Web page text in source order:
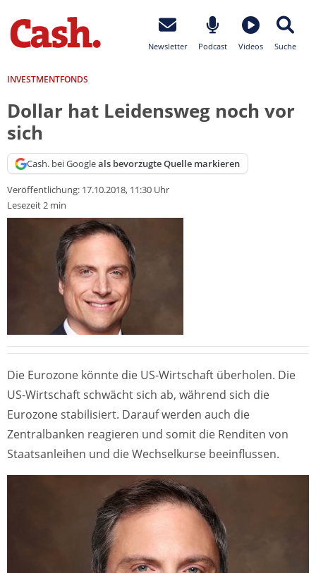
Newsletter Podcast Videos Suche
INVESTMENTFONDS
Dollar hat Leidensweg noch vor
sich
Cash. bei Googleals bevorzugte Quelle markieren
Veröffentlichung: 17.10.2018, 11:30 Uhr
Lesezeit 2 min
Die Eurozone könnte die US-Wirtschaft überholen. Die
US-Wirtschaft schwächt sich ab, während sich die
Eurozone stabilisiert. Darauf werden auch die
Zentralbanken reagieren und somit die Renditen von
Staatsanleihen und die Wechselkurse beeinflussen.